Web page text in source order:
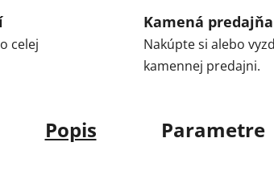
celej
Kamená predajňa
Nakúpte si alebo
kamennej predajni.
Popis Parametre